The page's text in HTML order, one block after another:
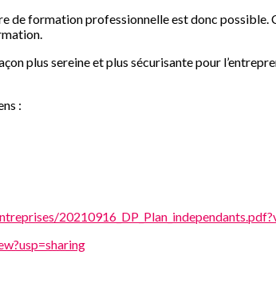
de formation professionnelle est donc
plus sereine et plus sécurisante pour
: